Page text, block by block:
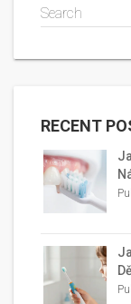
Search
RECENT